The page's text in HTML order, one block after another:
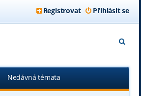
Přihlásit se
Registrovat
e
Nedávná témata